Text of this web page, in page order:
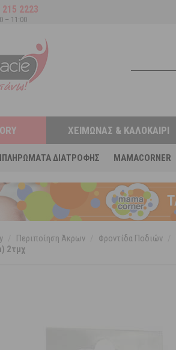
215 2223
– 11:00
ΔΙΑΤΡΟΦΉΣ MAMACORNER
ΧΕΙΜΏΝΑΣ & ΚΑΛΟΚΑΊΡΙ
Περιποίηση Άκρων Φροντίδα Ποδιών
2τμχ